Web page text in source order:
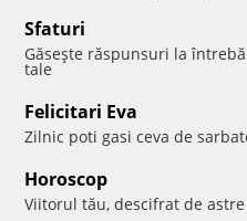
Sfaturi
Găseşte răspunsuri la
tale
Felicitari Eva
Zilnic poti gasi ceva de
Horoscop
Viitorul tău, descifrat de astre